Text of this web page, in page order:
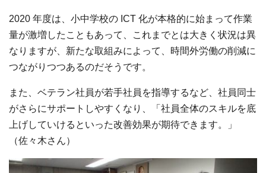
2020 年度は、⼩中学校の ICT 化が本格的に始まって作業
量が激増したこともあって、これまでとは⼤きく状況は異
なりますが、新たな取組みによって、時間外労働の削減に
つながりつつあるのだそうです。
また、ベテラン社員が若⼿社員を指導するなど、社員同⼠
がさらにサポートしやすくなり、「社員全体のスキルを底
上げしていけるといった改善効果が期待できます。」
（佐々⽊さん）